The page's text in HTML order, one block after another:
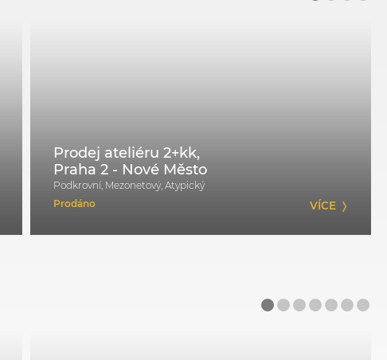
Prodej ateliéru 2+kk,
Praha 2 - Nové Město
Podkrovní, Mezonetový, Atypický
Prodáno
VÍCE